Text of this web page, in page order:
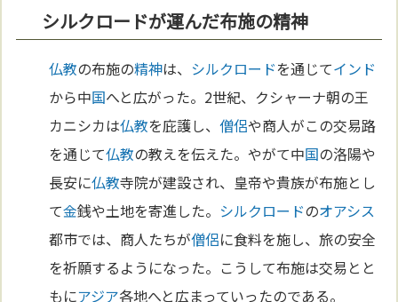
シルクロードが運んだ布施の精神
仏教の布施の精神は、 シルクロードを通じてインド
から中国へと広がった。2世紀、クシャーナ朝の王
カニシカは仏教を庇護し、僧侶や商人がこの交易路
を通じて仏教の教えを伝えた。やがて中国の洛陽や
長安に仏教寺院が建設され、皇帝や貴族が布施とし
て金銭や土地を寄進した。 シルクロードのオアシス
都市では、商人たちが僧侶に食料を施し、旅の安全
を祈願するようになった。こうして布施は交易とと
もにアジア各地へと広まっていったのである。